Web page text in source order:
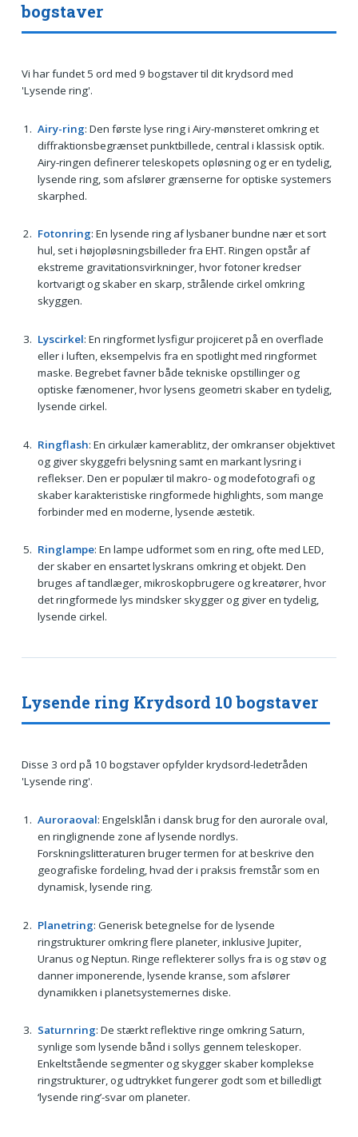
bogstaver
Vi har fundet 5 ord med 9 bogstaver til dit krydsord med
'Lysende ring'.
Airy-ring: Den første lyse ring i Airy-mønsteret omkring et
diffraktionsbegrænset punktbillede, central i klassisk optik.
Airy-ringen definerer teleskopets opløsning og er en tydelig,
lysende ring, som afslører grænserne for optiske systemers
skarphed.
Fotonring: En lysende ring af lysbaner bundne nær et sort
hul, set i højopløsningsbilleder fra EHT. Ringen opstår af
ekstreme gravitationsvirkninger, hvor fotoner kredser
kortvarigt og skaber en skarp, strålende cirkel omkring
skyggen.
Lyscirkel: En ringformet lysfigur projiceret på en overflade
eller i luften, eksempelvis fra en spotlight med ringformet
maske. Begrebet favner både tekniske opstillinger og
optiske fænomener, hvor lysens geometri skaber en tydelig,
lysende cirkel.
Ringflash: En cirkulær kamerablitz, der omkranser objektivet
og giver skyggefri belysning samt en markant lysring i
reflekser. Den er populær til makro- og modefotografi og
skaber karakteristiske ringformede highlights, som mange
forbinder med en moderne, lysende æstetik.
Ringlampe: En lampe udformet som en ring, ofte med LED,
der skaber en ensartet lyskrans omkring et objekt. Den
bruges af tandlæger, mikroskopbrugere og kreatører, hvor
det ringformede lys mindsker skygger og giver en tydelig,
lysende cirkel.
Lysende ring Krydsord 10 bogstaver
Disse 3 ord på 10 bogstaver opfylder krydsord-ledetråden
'Lysende ring'.
Auroraoval: Engelsklån i dansk brug for den aurorale oval,
en ringlignende zone af lysende nordlys.
Forskningslitteraturen bruger termen for at beskrive den
geografiske fordeling, hvad der i praksis fremstår som en
dynamisk, lysende ring.
Planetring: Generisk betegnelse for de lysende
ringstrukturer omkring flere planeter, inklusive Jupiter,
Uranus og Neptun. Ringe reflekterer sollys fra is og støv og
danner imponerende, lysende kranse, som afslører
dynamikken i planetsystemernes diske.
Saturnring: De stærkt reflektive ringe omkring Saturn,
synlige som lysende bånd i sollys gennem teleskoper.
Enkeltstående segmenter og skygger skaber komplekse
ringstrukturer, og udtrykket fungerer godt som et billedligt
‘lysende ring’-svar om planeter.